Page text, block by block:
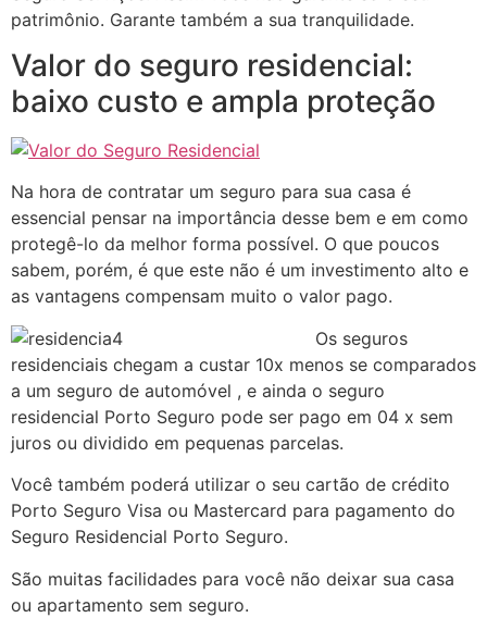
patrimônio. Garante também a sua tranquilidade.
Valor do seguro residencial:
baixo custo e ampla proteção
Na hora de contratar um seguro para sua casa é
essencial pensar na importância desse bem e em como
protegê-lo da melhor forma possível. O que poucos
sabem, porém, é que este não é um investimento alto e
as vantagens compensam muito o valor pago.
Os seguros
residenciais chegam a custar 10x menos se comparados
a um seguro de automóvel , e ainda o seguro
residencial Porto Seguro pode ser pago em 04 x sem
juros ou dividido em pequenas parcelas.
Você também poderá utilizar o seu cartão de crédito
Porto Seguro Visa ou Mastercard para pagamento do
Seguro Residencial Porto Seguro.
São muitas facilidades para você não deixar sua casa
ou apartamento sem seguro.